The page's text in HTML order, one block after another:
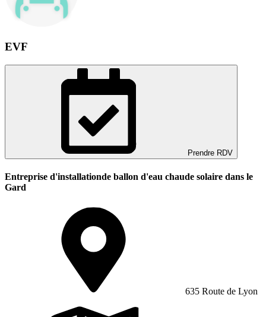
EVF
Prendre RDV
Entreprise d'installationde ballon d'eau chaude solaire dans le
Gard
635 Route de Lyon